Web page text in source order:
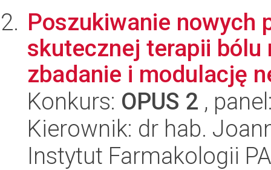
Poszukiwanie nowych
skutecznej terapii bólu
zbadanie i modulację
Konkurs: OPUS 2 ,
Kierownik: dr hab.
Instytut Farmakologii